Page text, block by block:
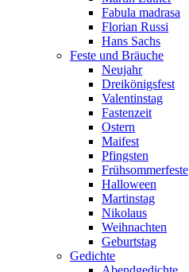
Fabula madrasa
Florian Russi
Hans Sachs
Feste und Bräuche
Neujahr
Dreikönigsfest
Valentinstag
Fastenzeit
Ostern
Maifest
Pfingsten
Frühsommerfeste
Halloween
Martinstag
Nikolaus
Weihnachten
Geburtstag
Gedichte